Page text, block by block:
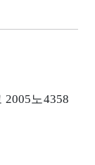
2005노4358